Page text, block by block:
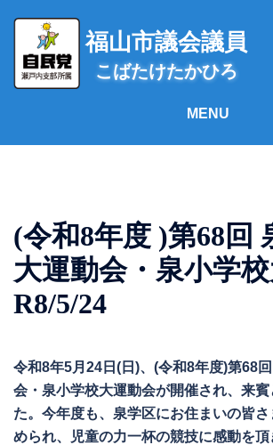
ス
福山市議会議員
こばたけたかひろ
(令和8年度 )第68回
大運動会・泉小学
R8/5/24
令和8年5月24日(日)、(令和8年度)第68
会・泉小学校大運動会が開催され、来
た。今年度も、泉学区にお住まいの皆
められ、児童の力一杯の競技に感動を頂